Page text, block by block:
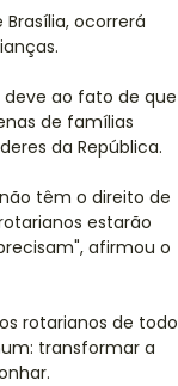
ocorrerá
deve ao fato de que
de famílias
da República.
têm o direito de
estarão
afirmou o
rotarianos de todo
transformar a